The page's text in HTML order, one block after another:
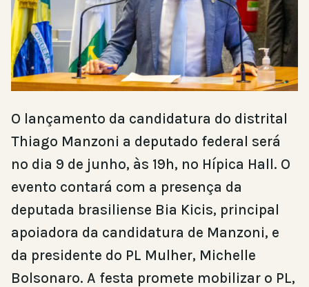
O lançamento da candidatura do distrital
Thiago Manzoni a deputado federal será
no dia 9 de junho, às 19h, no Hípica Hall. O
evento contará com a presença da
deputada brasiliense Bia Kicis, principal
apoiadora da candidatura de Manzoni, e
da presidente do PL Mulher, Michelle
Bolsonaro. A festa promete mobilizar o PL,